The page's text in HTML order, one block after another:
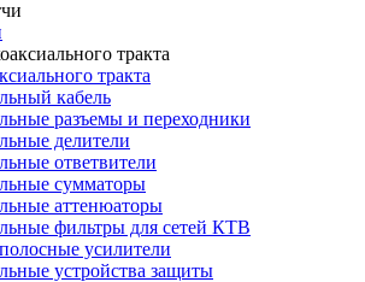
тракта
кабель
разъемы и переходники
делители
ответвители
сумматоры
аттенюаторы
фильтры для сетей КТВ
усилители
устройства защиты